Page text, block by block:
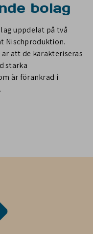
bolag
uppdelat på två
Nischproduktion.
att de karakteriseras
starka
är förankrad i